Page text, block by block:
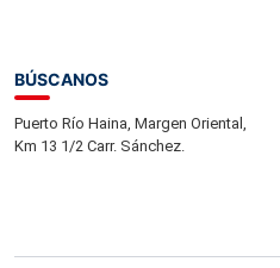
BÚSCANOS
Puerto Río Haina, Margen Oriental,
Km 13 1/2 Carr. Sánchez.